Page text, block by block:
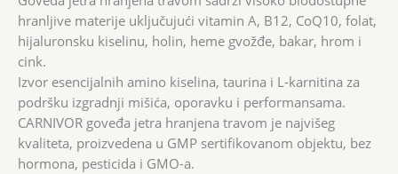
hranljive materije uključujući vitamin A, B12, CoQ10, folat,
hijaluronsku kiselinu, holin, heme gvožđe, bakar, hrom i
cink.
Izvor esencijalnih amino kiselina, taurina i L-karnitina za
podršku izgradnji mišića, oporavku i performansama.
CARNIVOR goveđa jetra hranjena travom je najvišeg
kvaliteta, proizvedena u GMP sertifikovanom objektu, bez
hormona, pesticida i GMO-a.